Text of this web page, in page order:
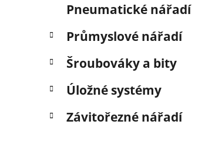
Pneumatické nářadí
Průmyslové nářadí
Šroubováky a bity
Úložné systémy
Závitořezné nářadí